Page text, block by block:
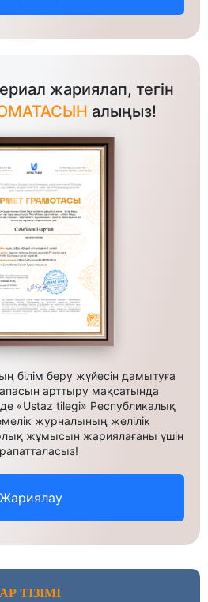
жариялап, тегін
алыңыз!
білім беру жүйесін дамытуға
арттыру мақсатында
«Ustaz tilegi» Республикалық
журналының желілік
жұмысын жариялағаны үшін
Жариялау
ТІЗІМІ